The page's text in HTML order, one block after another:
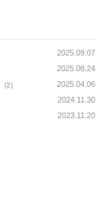
2025.09.07
2025.08.24
(2) 2025.04.06
2024.11.30
2023.11.20